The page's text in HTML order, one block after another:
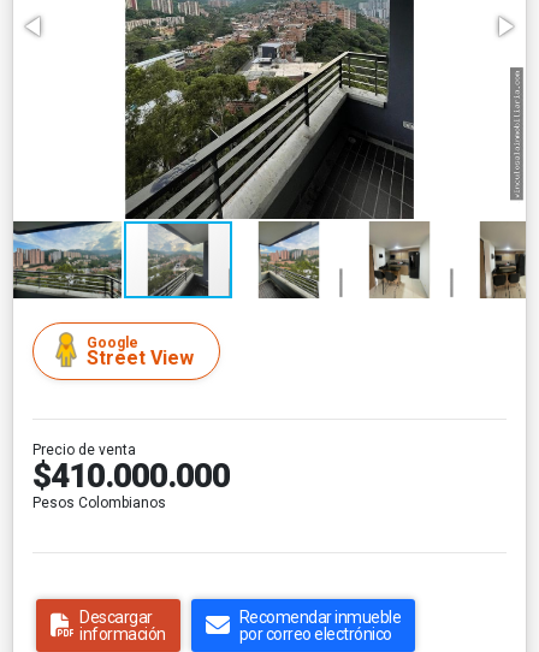
Google
Street View
Precio de venta
$410.000.000
Pesos Colombianos
Descargar
información
Recomendar inmueble
por correo electrónico